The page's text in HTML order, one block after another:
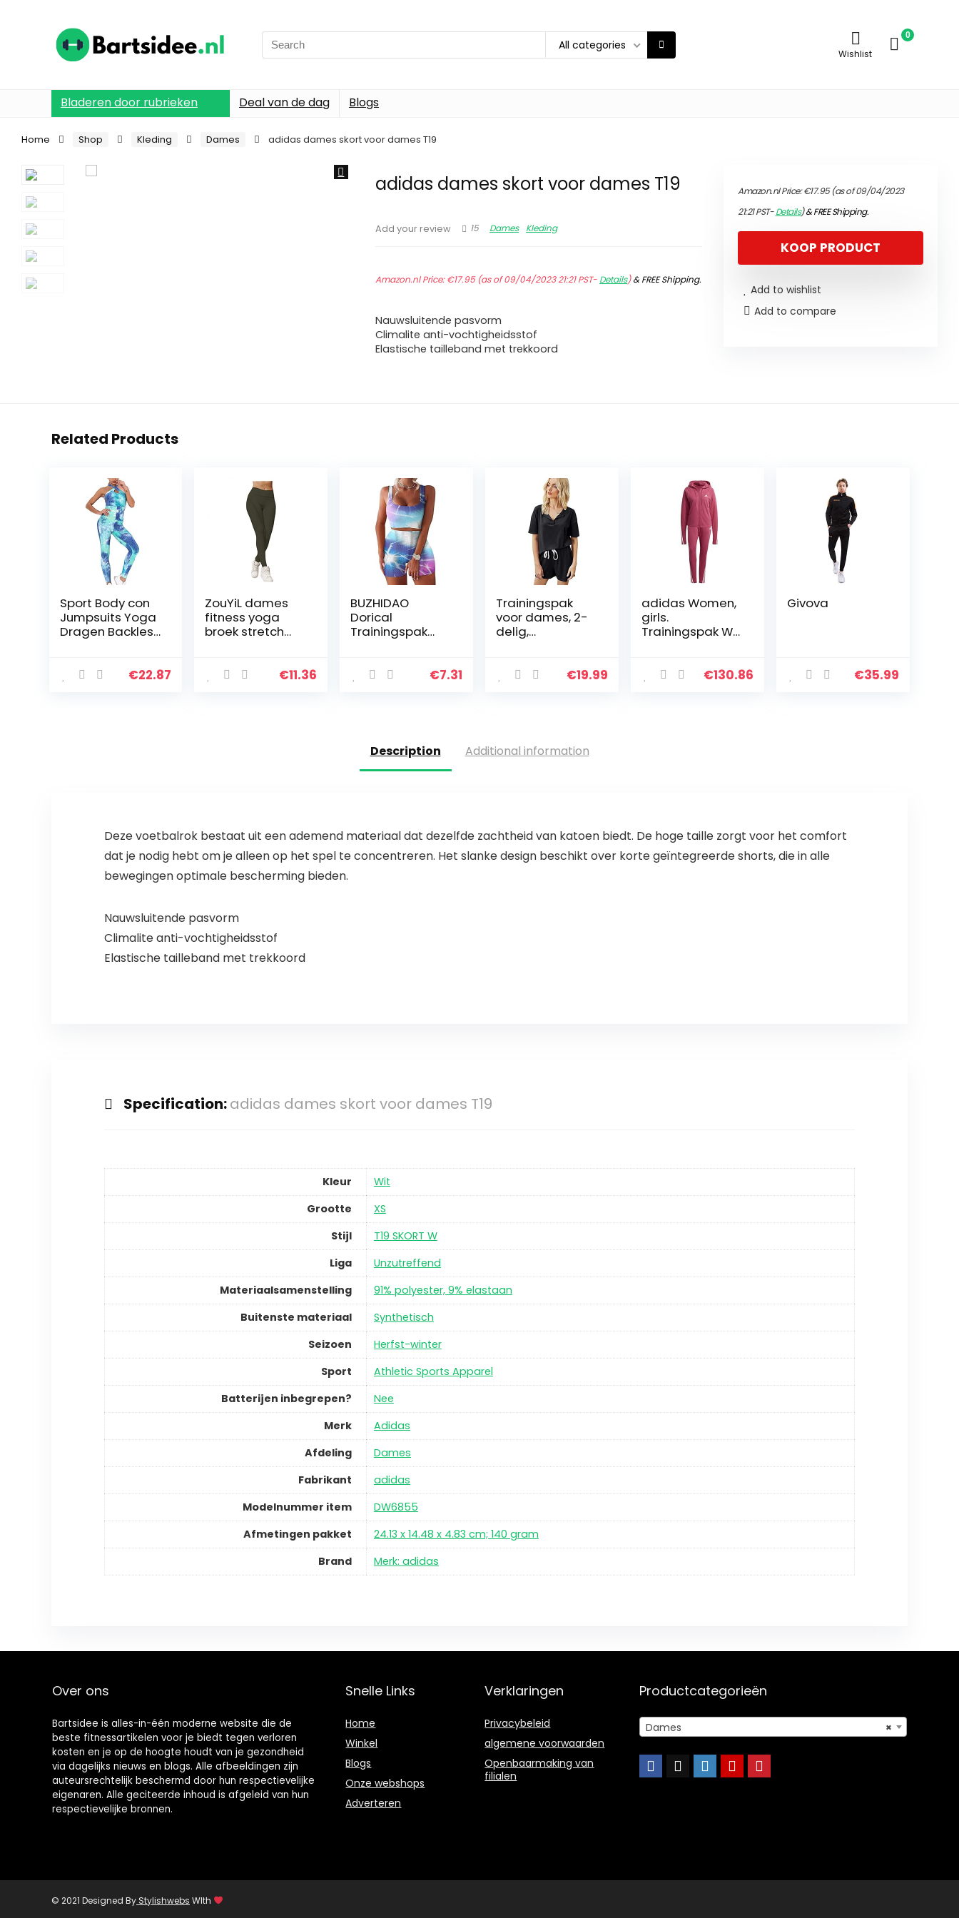
Search
for:
All categories
Wishlist
0
Bladeren door rubrieken Deal van de dag Blogs
Home Shop Kleding Dames adidas dames skort voor dames T19
adidas dames skort voor dames T19
Add your review 15 Dames Kleding
Amazon.nl Price:€17.95(as of 09/04/2023 21:21 PST- Details)&FREE Shipping.
Nauwsluitende pasvorm
Climalite anti-vochtigheidsstof
Elastische tailleband met trekkoord
Amazon.nl Price:€17.95(as of 09/04/2023
21:21 PST-Details)&FREE Shipping.
KOOP PRODUCT
Add to wishlist
Add to compare
Related Products
Sport Body con
Jumpsuits Yoga
Dragen Backless
Workout Set€22.87
ZouYiL dames
fitness yoga
broek stretch
butt lifting
€11.36
BUZHIDAO
Dorical
Trainingspak
ribbels, stretchy
€7.31
Trainingspak
voor dames, 2-
delig,
ribbed, stretchy
€19.99
adidas Women,
girls.
Trainingspak W
€130.86
Givova
€35.99
Description Additional information
Deze voetbalrok bestaat uit een ademend materiaal dat dezelfde zachtheid van katoen biedt. De hoge taille zorgt voor het comfort
dat je nodig hebt om je alleen op het spel te concentreren. Het slanke design beschikt over korte geïntegreerde shorts, die in alle
bewegingen optimale bescherming bieden.
Nauwsluitende pasvorm
Climalite anti-vochtigheidsstof
Elastische tailleband met trekkoord
Specification:adidas dames skort voor dames T19
Kleur
Wit
Grootte
XS
Stijl
T19 SKORT W
Liga
Unzutreffend
Materiaalsamenstelling
91% polyester, 9% elastaan
Buitenste materiaal
Synthetisch
Seizoen
Herfst-winter
Sport
Athletic Sports Apparel
Batterijen inbegrepen?
Nee
Merk
Adidas
Afdeling
Dames
Fabrikant
adidas
Modelnummer item
DW6855
Afmetingen pakket
24.13 x 14.48 x 4.83 cm; 140 gram
Brand
Merk: adidas
Over ons
Bartsidee is alles-in-één moderne website die de
beste fitnessartikelen voor je biedt tegen verloren
kosten en je op de hoogte houdt van je gezondheid
via dagelijks nieuws en blogs. Alle afbeeldingen zijn
auteursrechtelijk beschermd door hun respectievelijke
eigenaren. Alle geciteerde inhoud is afgeleid van hun
respectievelijke bronnen.
Snelle Links
Home
Winkel
Blogs
Onze webshops
Adverteren
Verklaringen
Privacybeleid
algemene voorwaarden
Openbaarmaking van
filialen
Productcategorieën
×
Dames
© 2021 Designed By Stylishwebs WIth